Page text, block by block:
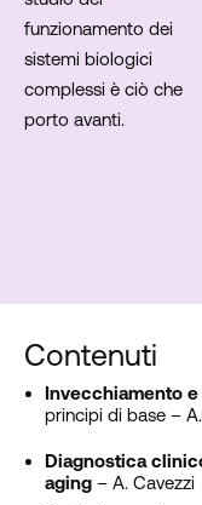
funzionamento dei
sistemi biologici
complessi è ciò che
porto avanti.
Contenuti
Invecchiamento
principi di base –
Diagnostica
aging – A. Cavezzi